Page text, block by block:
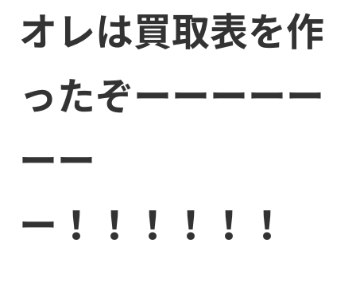
オレは買取表を作
ったぞーーーーー
ーー
ー！！！！！！